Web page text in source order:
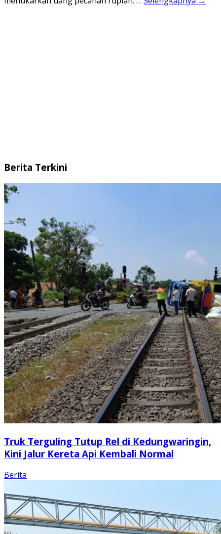
Berita Terkini
Truk Terguling Tutup Rel di Kedungwaringin,
Kini Jalur Kereta Api Kembali Normal
Berita